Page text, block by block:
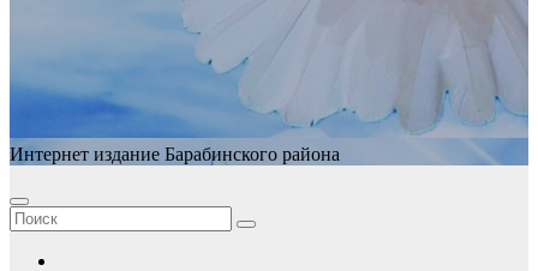
Интернет издание Барабинского района